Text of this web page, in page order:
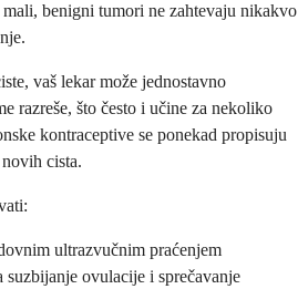
benigni tumori ne zahtevaju nikakvo
vaš lekar može jednostavno
razreše, što često i učine za nekoliko
kontraceptive se ponekad propisuju
cista.
ultrazvučnim praćenjem
suzbijanje ovulacije i sprečavanje